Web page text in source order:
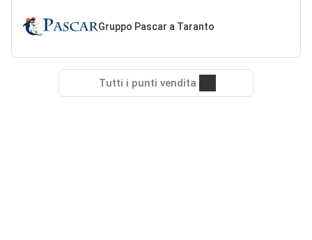
Gruppo Pascar a Taranto
Tutti i punti vendita